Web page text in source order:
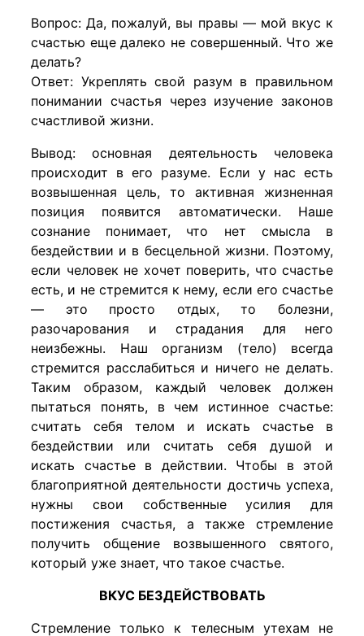
Вопрос: Да, пожалуй, вы правы — мой вкус к
счастью еще далеко не совершенный. Что же
делать?
Ответ: Укреплять свой разум в правильном
понимании счастья через изучение законов
счастливой жизни.
Вывод: основная деятельность человека
происходит в его разуме. Если у нас есть
возвышенная цель, то активная жизненная
позиция появится автоматически. Наше
сознание понимает, что нет смысла в
бездействии и в бесцельной жизни. Поэтому,
если человек не хочет поверить, что счастье
есть, и не стремится к нему, если его счастье
— это просто отдых, то болезни,
разочарования и страдания для него
неизбежны. Наш организм (тело) всегда
стремится расслабиться и ничего не делать.
Таким образом, каждый человек должен
пытаться понять, в чем истинное счастье:
считать себя телом и искать счастье в
бездействии или считать себя душой и
искать счастье в действии. Чтобы в этой
благоприятной деятельности достичь успеха,
нужны свои собственные усилия для
постижения счастья, а также стремление
получить общение возвышенного святого,
который уже знает, что такое счастье.
ВКУС БЕЗДЕЙСТВОВАТЬ
Стремление только к телесным утехам не